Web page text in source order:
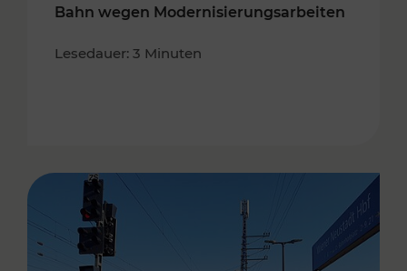
Bahn wegen Modernisierungsarbeiten
Lesedauer: 3 Minuten